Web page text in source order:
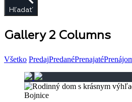
Hľadať
Gallery 2 Columns
Všetko PredajPredanéPrenajaté